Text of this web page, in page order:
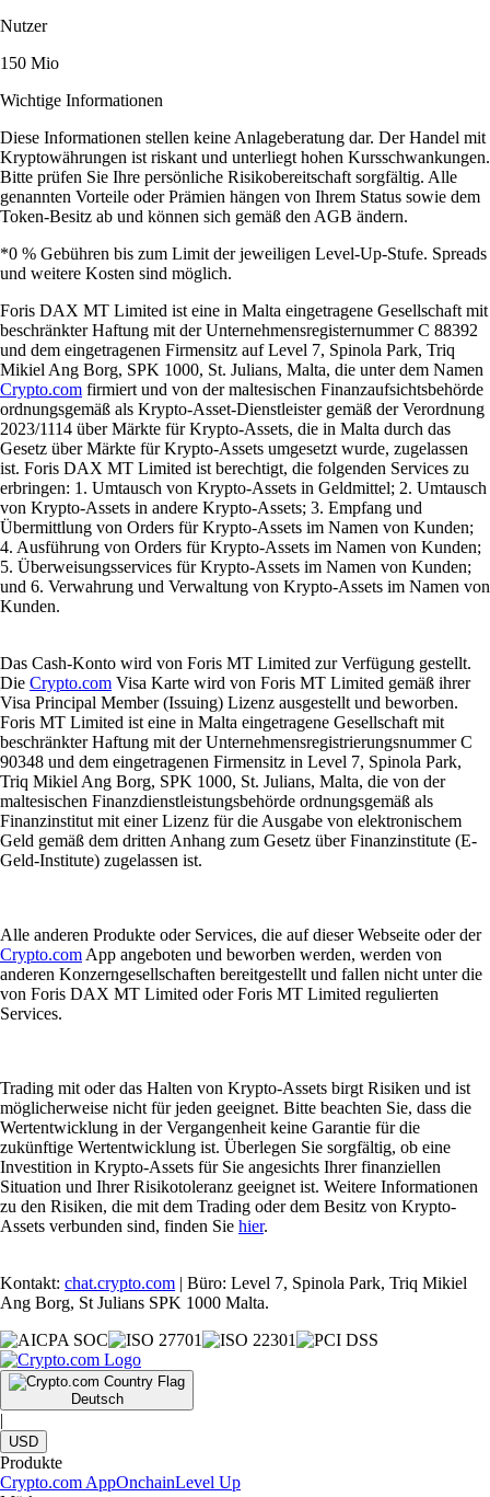
Nutzer
150 Mio
Wichtige Informationen
Diese Informationen stellen keine Anlageberatung dar. Der Handel mit
Kryptowährungen ist riskant und unterliegt hohen Kursschwankungen.
Bitte prüfen Sie Ihre persönliche Risikobereitschaft sorgfältig. Alle
genannten Vorteile oder Prämien hängen von Ihrem Status sowie dem
Token-Besitz ab und können sich gemäß den AGB ändern.
*0 % Gebühren bis zum Limit der jeweiligen Level-Up-Stufe. Spreads
und weitere Kosten sind möglich.
Foris DAX MT Limited ist eine in Malta eingetragene Gesellschaft mit
beschränkter Haftung mit der Unternehmensregisternummer C 88392
und dem eingetragenen Firmensitz auf Level 7, Spinola Park, Triq
Mikiel Ang Borg, SPK 1000, St. Julians, Malta, die unter dem Namen
Crypto.com firmiert und von der maltesischen Finanzaufsichtsbehörde
ordnungsgemäß als Krypto-Asset-Dienstleister gemäß der Verordnung
2023/1114 über Märkte für Krypto-Assets, die in Malta durch das
Gesetz über Märkte für Krypto-Assets umgesetzt wurde, zugelassen
ist. Foris DAX MT Limited ist berechtigt, die folgenden Services zu
erbringen: 1. Umtausch von Krypto-Assets in Geldmittel; 2. Umtausch
von Krypto-Assets in andere Krypto-Assets; 3. Empfang und
Übermittlung von Orders für Krypto-Assets im Namen von Kunden;
4. Ausführung von Orders für Krypto-Assets im Namen von Kunden;
5. Überweisungsservices für Krypto-Assets im Namen von Kunden;
und 6. Verwahrung und Verwaltung von Krypto-Assets im Namen von
Kunden.
Das Cash-Konto wird von Foris MT Limited zur Verfügung gestellt.
Die Crypto.com Visa Karte wird von Foris MT Limited gemäß ihrer
Visa Principal Member (Issuing) Lizenz ausgestellt und beworben.
Foris MT Limited ist eine in Malta eingetragene Gesellschaft mit
beschränkter Haftung mit der Unternehmensregistrierungsnummer C
90348 und dem eingetragenen Firmensitz in Level 7, Spinola Park,
Triq Mikiel Ang Borg, SPK 1000, St. Julians, Malta, die von der
maltesischen Finanzdienstleistungsbehörde ordnungsgemäß als
Finanzinstitut mit einer Lizenz für die Ausgabe von elektronischem
Geld gemäß dem dritten Anhang zum Gesetz über Finanzinstitute (E-
Geld-Institute) zugelassen ist.
Alle anderen Produkte oder Services, die auf dieser Webseite oder der
Crypto.com App angeboten und beworben werden, werden von
anderen Konzerngesellschaften bereitgestellt und fallen nicht unter die
von Foris DAX MT Limited oder Foris MT Limited regulierten
Services.
Trading mit oder das Halten von Krypto-Assets birgt Risiken und ist
möglicherweise nicht für jeden geeignet. Bitte beachten Sie, dass die
Wertentwicklung in der Vergangenheit keine Garantie für die
zukünftige Wertentwicklung ist. Überlegen Sie sorgfältig, ob eine
Investition in Krypto-Assets für Sie angesichts Ihrer finanziellen
Situation und Ihrer Risikotoleranz geeignet ist. Weitere Informationen
zu den Risiken, die mit dem Trading oder dem Besitz von Krypto-
Assets verbunden sind, finden Sie hier.
Kontakt: chat.crypto.com | Büro: Level 7, Spinola Park, Triq Mikiel
Ang Borg, St Julians SPK 1000 Malta.
Deutsch
|
USD
Produkte
Crypto.com AppOnchainLevel Up